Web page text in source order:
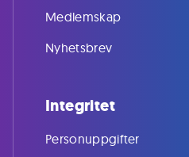
Medlemskap
Nyhetsbrev
Integritet
Personuppgifter